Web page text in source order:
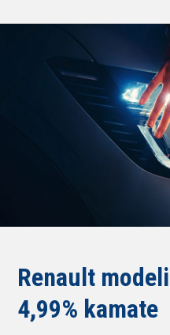
Renault
4,99% kamate